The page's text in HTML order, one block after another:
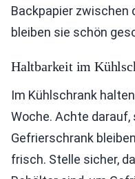
Backpapier zwischen
bleiben sie schön
Haltbarkeit im
Im Kühlschrank
Woche. Achte
Gefrierschrank
frisch. Stelle sicher,